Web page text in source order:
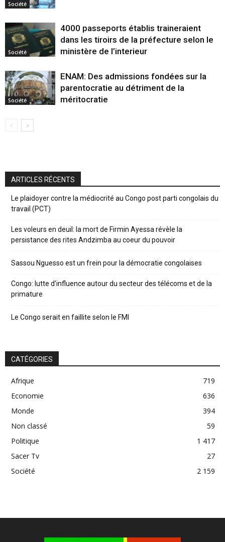
Société
Société
4000 passeports établis traineraient
dans les tiroirs de la préfecture selon le
ministère de l’interieur
Société
ENAM: Des admissions fondées sur la
parentocratie au détriment de la
méritocratie
ARTICLES RÉCENTS
Le plaidoyer contre la médiocrité au Congo post parti congolais du
travail (PCT)
Les voleurs en deuil: la mort de Firmin Ayessa révèle la
persistance des rites Andzimba au coeur du pouvoir
Sassou Nguesso est un frein pour la démocratie congolaises
Congo: lutte d’influence autour du secteur des télécoms et de la
primature
Le Congo serait en faillite selon le FMI
CATÉGORIES
Afrique
719
Economie
636
Monde
394
Non classé
59
Politique
1 417
Sacer Tv
27
Société
2 159